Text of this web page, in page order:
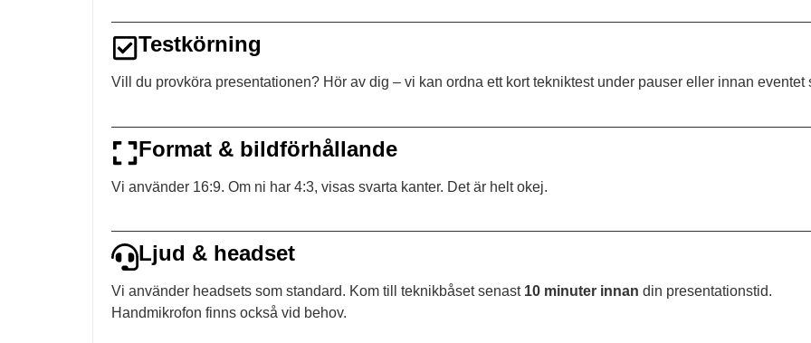
Testkörning
Vill du provköra presentationen? Hör av dig – vi kan ordna ett kort tekniktest under pauser eller innan eventet
Format & bildförhållande
Vi använder 16:9. Om ni har 4:3, visas svarta kanter. Det är helt okej.
Ljud & headset
Vi använder headsets som standard. Kom till teknikbåset senast 10 minuter innan din presentationstid.
Handmikrofon finns också vid behov.